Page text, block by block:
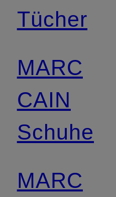
Tücher
MARC
CAIN
Schuhe
MARC